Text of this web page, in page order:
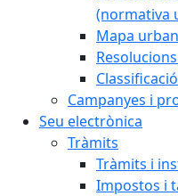
(normativa
Mapa
Campanyes i
Seu electrònica
Tràmits
Tràmits i
Impostos i